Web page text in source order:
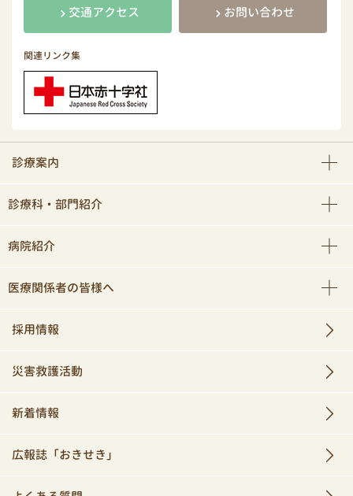
交通アクセス お問い合わせ
関連リンク集
診療案内
診療科・部門紹介
病院紹介
医療関係者の皆様へ
採用情報
災害救護活動
新着情報
広報誌「おきせき」